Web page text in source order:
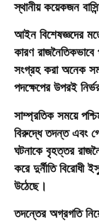
স্থানীয় কয়েকজন
আইন বিশেষজ্ঞদের
কারণ
সংগ্রহ করা অনেক
পদক্ষেপের উপরই
সাম্প্রতিক সময়ে
বিরুদ্ধে তদন্ত এবং
ঘটনাকে বৃহত্তর
করে দুর্নীতি বিরোধী
উঠেছে।
তদন্তের অগ্রগতি